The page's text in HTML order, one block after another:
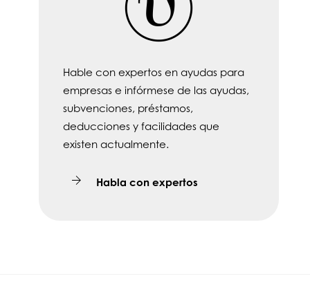
Hable con expertos en ayudas para
empresas e infórmese de las ayudas,
subvenciones, préstamos,
deducciones y facilidades que
existen actualmente.
Habla con expertos